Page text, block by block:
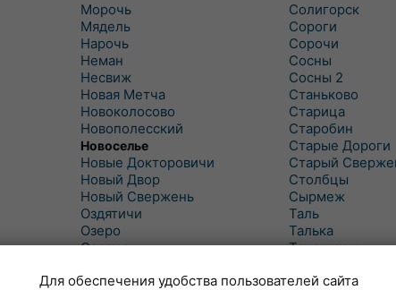
Морочь
Мядель
Нарочь
Неман
Несвиж
Новая Метча
Новоколосово
Новополесский
Новоселье
Новые Докторовичи
Новый Двор
Новый Свержень
Оздятичи
Озеро
Озерцо
Октябрь
Солигорск
Сороги
Сорочи
Сосны
Сосны 2
Станьково
Старица
Старобин
Старые Дороги
Старый
Столбцы
Сырмеж
Таль
Талька
Танежицы
Турец-Бояры
Для обеспечения удобства пользователей сайта